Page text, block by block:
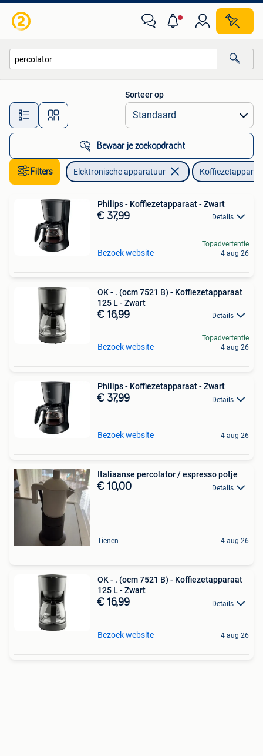
Alle afstanden…
Sorteer op
Bewaar je zoekopdracht
Filters Elektronische apparatuur
Philips - Koffiezetapparaat - Zwart
€ 37,99 Details
Bezoek website
Topadvertentie
4 aug 26
OK - . (ocm 7521 B) - Koffiezetapparaat
125 L - Zwart
€ 16,99 Details
Bezoek website
Topadvertentie
4 aug 26
Philips - Koffiezetapparaat - Zwart
€ 37,99 Details
Bezoek website 4 aug 26
Italiaanse percolator / espresso potje
€ 10,00 Details
Tienen 4 aug 26
OK - . (ocm 7521 B) - Koffiezetapparaat
125 L - Zwart
€ 16,99 Details
Bezoek website 4 aug 26